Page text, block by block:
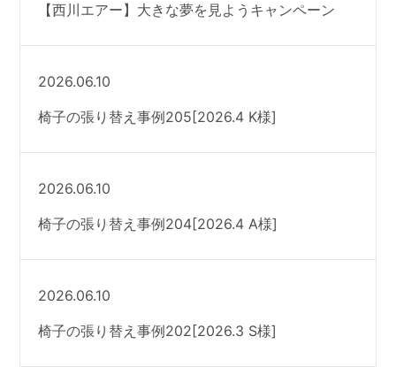
【西川エアー】大きな夢を見ようキャンペーン
2026.06.10
椅子の張り替え事例205[2026.4 K様]
2026.06.10
椅子の張り替え事例204[2026.4 A様]
2026.06.10
椅子の張り替え事例202[2026.3 S様]